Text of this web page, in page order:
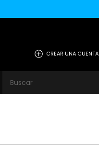
CREAR UNA CUENTA
Metodos de Pago